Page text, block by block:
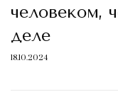
человеком,
деле
18.10.2024